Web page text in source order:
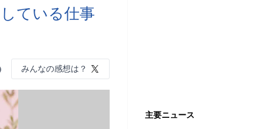
ている仕事
みんなの感想は？
主要ニュース